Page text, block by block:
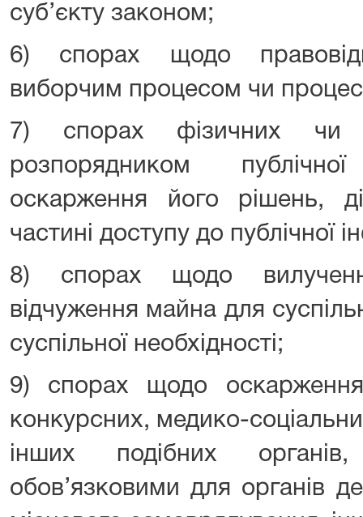
суб’єкту законом;
6) спорах щодо
виборчим процесом чи
7) спорах фізичних чи
розпорядником
оскарження його рішень,
частині доступу до публічної
8) спорах щодо
відчуження майна для
суспільної необхідності;
9) спорах щодо оскарження
конкурсних, медико-
інших подібних
обов’язковими для органів